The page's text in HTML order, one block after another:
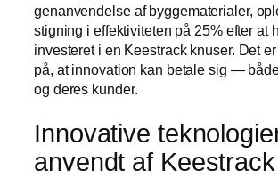
genanvendelse af byggematerialer,
stigning i effektiviteten på 25% efter at
investeret i en Keestrack knuser. Det
på, at innovation kan betale sig —
og deres kunder.
Innovative
anvendt af Keestrack